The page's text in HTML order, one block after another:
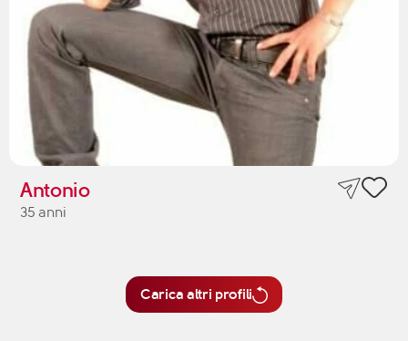
Antonio
35 anni
Carica altri profili